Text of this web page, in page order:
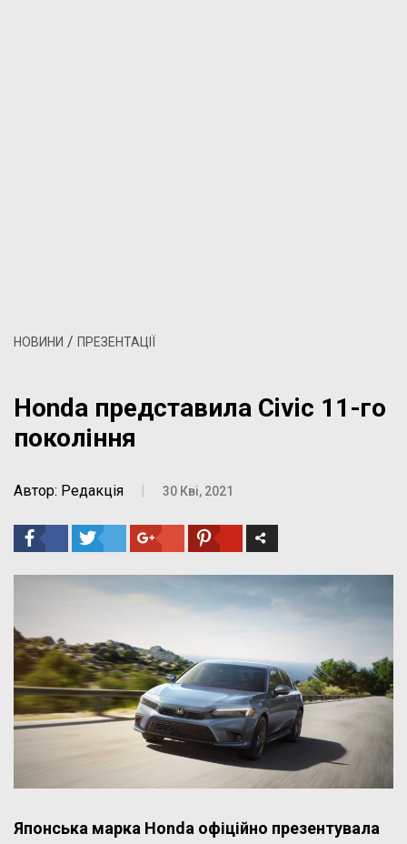
НОВИНИ / ПРЕЗЕНТАЦІЇ
Honda представила Civic 11-го
покоління
Автор: Редакція 30 Кві, 2021
Японська марка Honda офіційно презентувала